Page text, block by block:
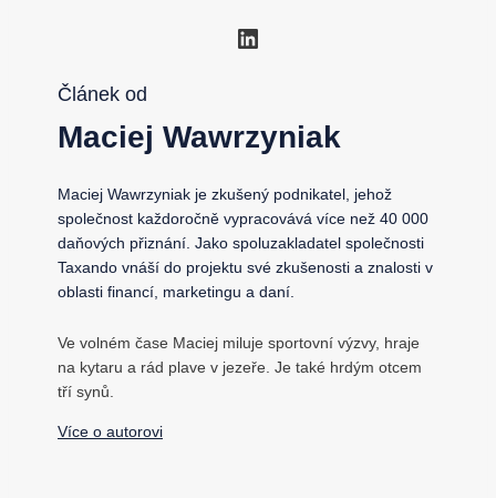
LinkedIn
Článek od
Maciej Wawrzyniak
Maciej Wawrzyniak je zkušený podnikatel, jehož
společnost každoročně vypracovává více než 40 000
daňových přiznání. Jako spoluzakladatel společnosti
Taxando vnáší do projektu své zkušenosti a znalosti v
oblasti financí, marketingu a daní.
Ve volném čase Maciej miluje sportovní výzvy, hraje
na kytaru a rád plave v jezeře. Je také hrdým otcem
tří synů.
Více o autorovi